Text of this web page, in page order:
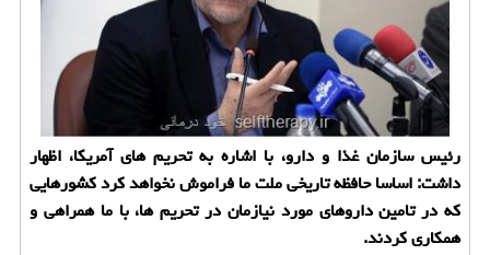
رئیس سازمان غذا و دارو، با اشاره به تحریم های آمریكا، اظهار
داشت: اساسا حافظه تاریخی ملت ما فراموش نخواهد كرد كشورهایی
كه در تامین داروهای مورد نیازمان در تحریم ها، با ما همراهی و
همكاری كردند.